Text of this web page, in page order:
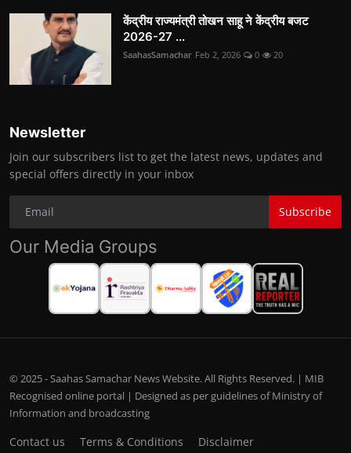
केंद्रीय राज्यमंत्री तोखन साहू ने केंद्रीय बजट
2026-27 ...
SaahasSamachar Feb 2, 2026 0 20
Newsletter
Join our subscribers list to get the latest news, updates and
special offers directly in your inbox
Subscribe
Our Media Groups
© 2025 - Saahas Samachar News Website. All Rights Reserved. | MIB
Recognised online portal | Designed as per guidelines of Ministry of
Information and broadcasting
Contact us Terms & Conditions
Disclaimer